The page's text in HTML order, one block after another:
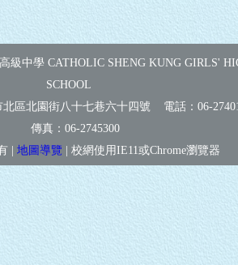
級中學 CATHOLIC SHENG KUNG GIRLS'
SCHOOL
北區北園街八十七巷六十四號 電話：06-
傳真： 06-2745300
| 地圖導覽 | 校網使用IE11或Chrome瀏覽器